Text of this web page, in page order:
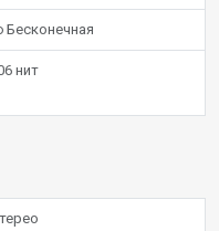
нит